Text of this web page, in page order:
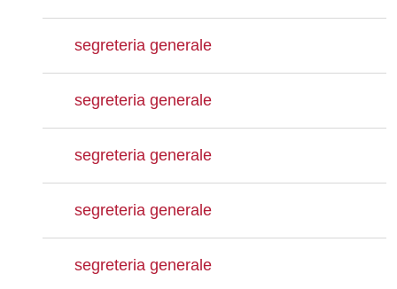
segreteria generale
segreteria generale
segreteria generale
segreteria generale
segreteria generale